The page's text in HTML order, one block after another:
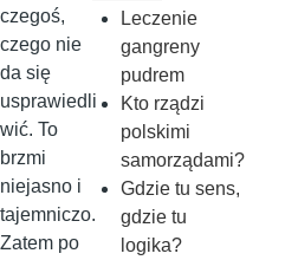
czegoś,
czego nie
da się
usprawiedli
wić. To
brzmi
niejasno i
tajemniczo.
Zatem po
Leczenie
gangreny
pudrem
Kto rządzi
polskimi
samorządami?
Gdzie tu sens,
gdzie tu
logika?